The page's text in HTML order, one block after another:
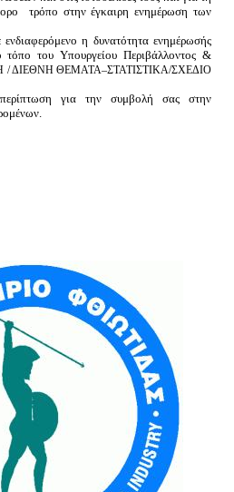
τρόπο στην έγκαιρη ενημέρωση των
η δυνατότητα ενημέρωσής
τόπο του Υπουργείου Περιβάλλοντος &
/ ΔΙΕΘΝΗ ΘΕΜΑΤΑ–ΣΤΑΤΙΣΤΙΚΑ/ΣΧΕΔΙΟ
για την συμβολή σας στην